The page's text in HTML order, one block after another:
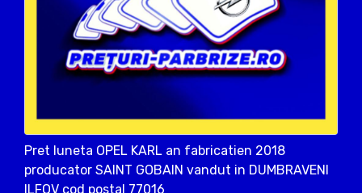
Pret luneta OPEL KARL an fabricatien 2018
producator SAINT GOBAIN vandut in DUMBRAVENI
ILFOV cod postal 77016